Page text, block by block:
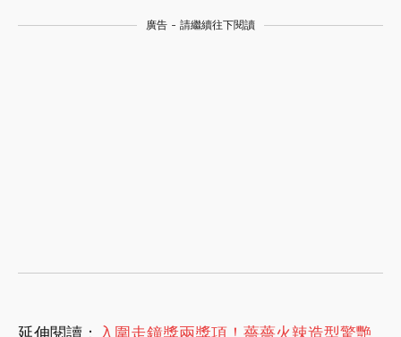
廣告 - 請繼續往下閱讀
延伸閱讀： 入圍走鐘獎兩獎項！薔薔火辣造型驚艷